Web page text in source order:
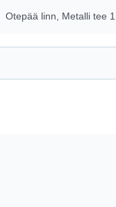
Otepää linn, Metalli tee 1